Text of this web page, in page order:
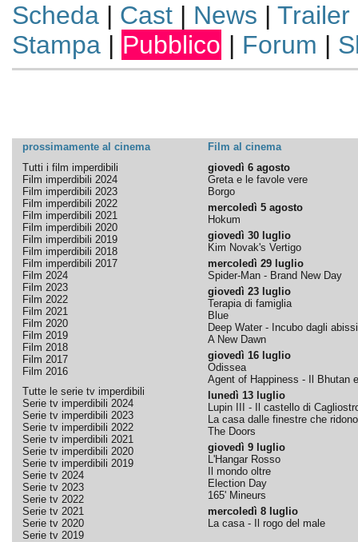
Scheda| Cast| News | Trailer
Stampa| Pubblico | Forum |
prossimamente al cinema
Film al cinema
Tutti i film imperdibili
Film imperdibili 2024
Film imperdibili 2023
Film imperdibili 2022
Film imperdibili 2021
Film imperdibili 2020
Film imperdibili 2019
Film imperdibili 2018
Film imperdibili 2017
Film 2024
Film 2023
Film 2022
Film 2021
Film 2020
Film 2019
Film 2018
Film 2017
Film 2016
Tutte le serie tv imperdibili
Serie tv imperdibili 2024
Serie tv imperdibili 2023
Serie tv imperdibili 2022
Serie tv imperdibili 2021
Serie tv imperdibili 2020
Serie tv imperdibili 2019
Serie tv 2024
Serie tv 2023
Serie tv 2022
Serie tv 2021
Serie tv 2020
Serie tv 2019
giovedì 6 agosto
Greta e le favole vere
Borgo
mercoledì 5 agosto
Hokum
giovedì 30 luglio
Kim Novak's Vertigo
mercoledì 29 luglio
Spider-Man - Brand New Day
giovedì 23 luglio
Terapia di famiglia
Blue
Deep Water - Incubo dagli abissi
A New Dawn
giovedì 16 luglio
Odissea
Agent of Happiness - Il Bhutan
lunedì 13 luglio
Lupin III - Il castello di
La casa dalle finestre che ridono
The Doors
giovedì 9 luglio
L'Hangar Rosso
Il mondo oltre
Election Day
165' Mineurs
mercoledì 8 luglio
La casa - Il rogo del male